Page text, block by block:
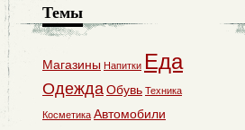
Темы
Магазины Напитки Еда
ОдеждаОбувь Техника
Косметика Автомобили